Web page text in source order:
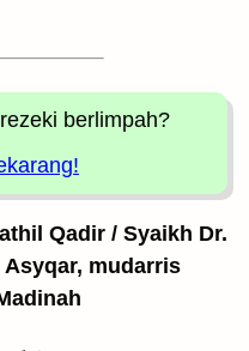
berlimpah?
Qadir / Syaikh Dr.
Asyqar, mudarris